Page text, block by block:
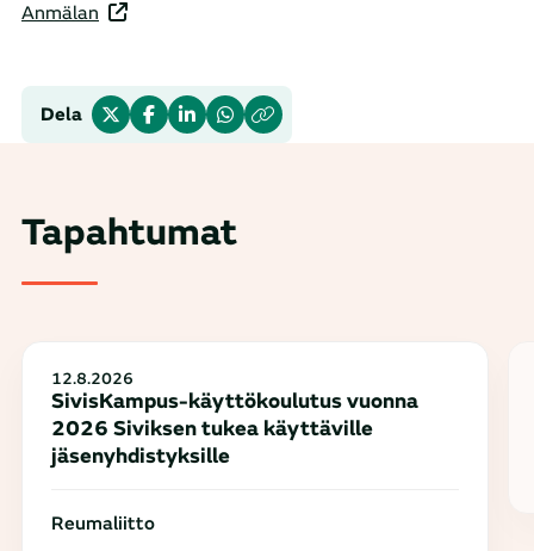
Anmälan
Dela
Tapahtumat
12.8.2026
SivisKampus-käyttökoulutus vuonna
2026 Siviksen tukea käyttäville
jäsenyhdistyksille
Reumaliitto